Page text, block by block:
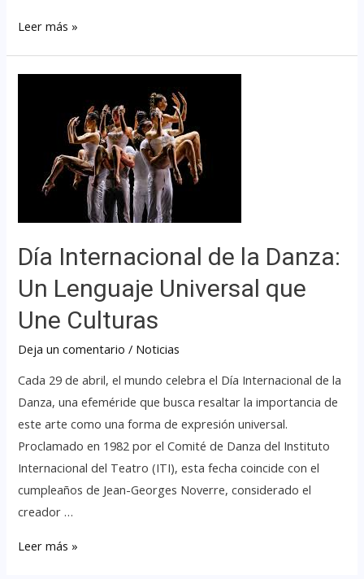
Leer más »
Día Internacional de la Danza:
Un Lenguaje Universal que
Une Culturas
Deja un comentario / Noticias
Cada 29 de abril, el mundo celebra el Día Internacional de la
Danza, una efeméride que busca resaltar la importancia de
este arte como una forma de expresión universal.
Proclamado en 1982 por el Comité de Danza del Instituto
Internacional del Teatro (ITI), esta fecha coincide con el
cumpleaños de Jean-Georges Noverre, considerado el
creador …
Leer más »